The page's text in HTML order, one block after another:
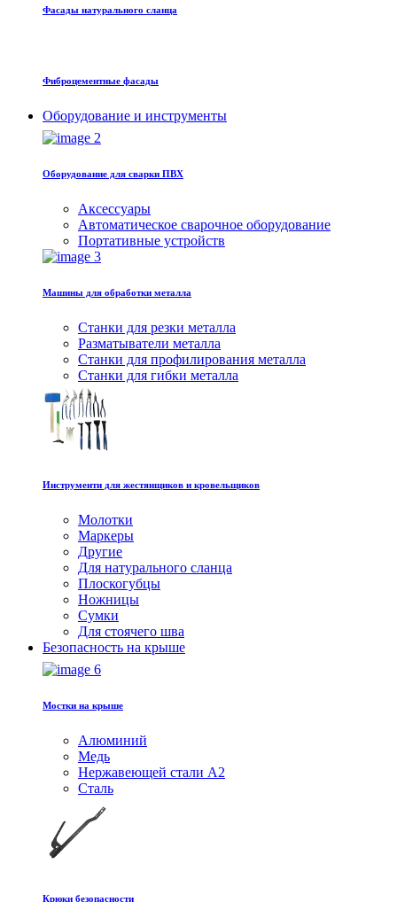
Фасады натурального сланца
Фиброцементные фасады
Оборудование и инструменты
Оборудование для сварки ПВХ
Аксессуары
Автоматическое сварочное оборудование
Портативные устройств
Машины для обработки металла
Станки для резки металла
Разматыватели металла
Станки для профилирования металла
Станки для гибки металла
Инструменти для жестянщиков и кровельщиков
Молотки
Маркеры
Другие
Для натурального сланца
Плоскогубцы
Ножницы
Сумки
Для стоячего шва
Безопасность на крыше
Мостки на крыше
Алюминий
Медь
Hержавеющей стали A2
Сталь
Крюки безопасности